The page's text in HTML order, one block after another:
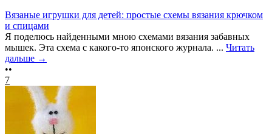
Вязаные игрушки для детей: простые схемы вязания крючком
и спицами
Я поделюсь найденными мною схемами вязания забавных
мышек. Эта схема с какого-то японского журнала. ... Читать
дальше →
••
7